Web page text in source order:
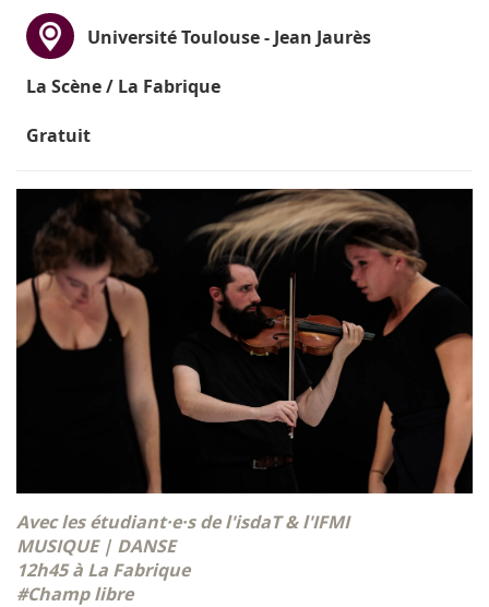
Université Toulouse - Jean Jaurès
La Scène / La Fabrique
Gratuit
Avec les étudiant·e·s de l'isdaT & l'IFMI
MUSIQUE | DANSE
12h45 à La Fabrique
#Champ libre